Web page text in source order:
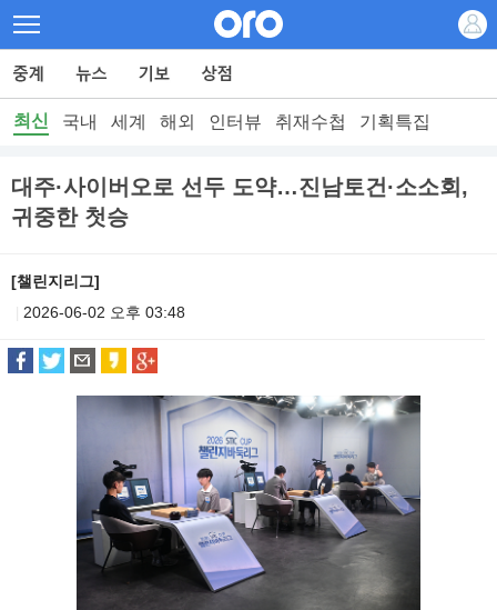
최신 국내 세계 해외 인터뷰 취재수첩 기획특집
대주·사이버오로 선두 도약…진남토건·소소회,
귀중한 첫승
[챌린지리그]
2026-06-02 오후 03:48